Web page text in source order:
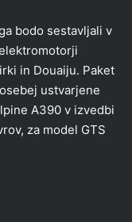
bodo sestavljali v
in Douaiju. Paket
ustvarjene
A390 v izvedbi
za model GTS